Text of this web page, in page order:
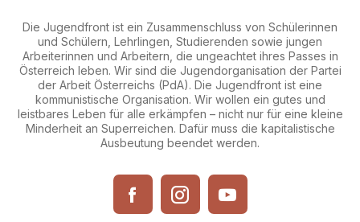
Die Jugendfront ist ein Zusammenschluss von Schülerinnen
und Schülern, Lehrlingen, Studierenden sowie jungen
Arbeiterinnen und Arbeitern, die ungeachtet ihres Passes in
Österreich leben. Wir sind die Jugendorganisation der Partei
der Arbeit Österreichs (PdA). Die Jugendfront ist eine
kommunistische Organisation. Wir wollen ein gutes und
leistbares Leben für alle erkämpfen – nicht nur für eine kleine
Minderheit an Superreichen. Dafür muss die kapitalistische
Ausbeutung beendet werden.